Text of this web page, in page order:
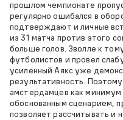
прошлом чемпионате
регулярно ошибался в
подтверждают и личные
из 31 матча против этого
больше голов. Зволле к
футболистов и провел
усиленный Аякс уже
результативность.
амстердамцев как минимум
обоснованным сценарием,
позволяет рассчитывать и